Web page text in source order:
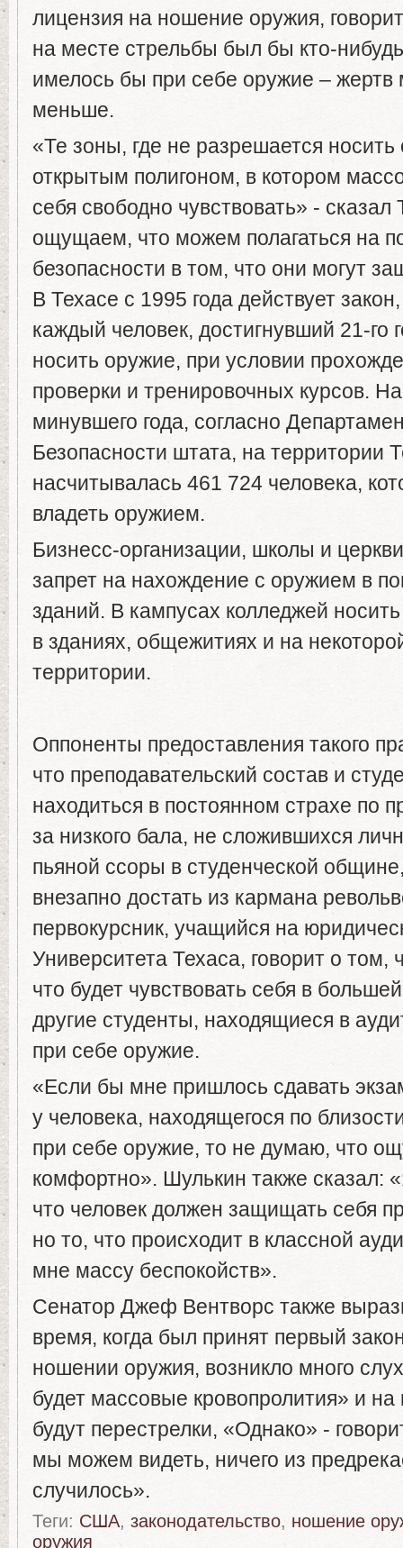
лицензия на ношение оружия,
на месте стрельбы был бы кто-
имелось бы при себе оружие – жертв
меньше.
«Те зоны, где не разрешается
открытым полигоном, в котором
себя свободно чувствовать» -
ощущаем, что можем полагаться на
безопасности в том, что они могут
В Техасе с 1995 года действует
каждый человек, достигнувший 21-го
носить оружие, при условии
проверки и тренировочных курсов.
минувшего года, согласно
Безопасности штата, на территории
насчитывалась 461 724 человека,
владеть оружием.
Бизнесс-организации, школы и
запрет на нахождение с оружием в
зданий. В кампусах колледжей
в зданиях, общежитиях и на
территории.
Оппоненты предоставления такого
что преподавательский состав и
находиться в постоянном страхе по
за низкого бала, не сложившихся
пьяной ссоры в студенческой
внезапно достать из кармана
первокурсник, учащийся на
Университета Техаса, говорит о том,
что будет чувствовать себя в
другие студенты, находящиеся в
при себе оружие.
«Если бы мне пришлось сдавать
у человека, находящегося по
при себе оружие, то не думаю, что
комфортно». Шулькин также сказал:
что человек должен защищать себя
но то, что происходит в классной
мне массу беспокойств».
Сенатор Джеф Вентворс также
время, когда был принят первый
ношении оружия, возникло много
будет массовые кровопролития» и
будут перестрелки, «Однако» -
мы можем видеть, ничего из
случилось».
Теги: США, законодательство, ношение
оружия